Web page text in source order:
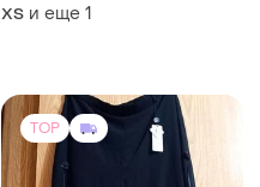
XS и еще 1
TOP